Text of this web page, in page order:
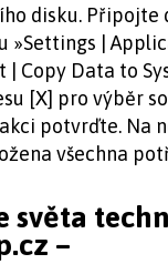
disku. Připojte
»Settings |
| Copy Data to
[X] pro výběr
potvrďte. Na
všechna
světa
–